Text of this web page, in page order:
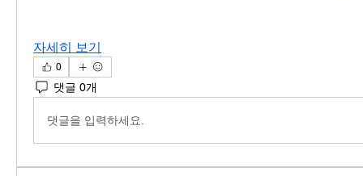
자세히 보기
0
댓글 0개
댓글을 입력하세요.